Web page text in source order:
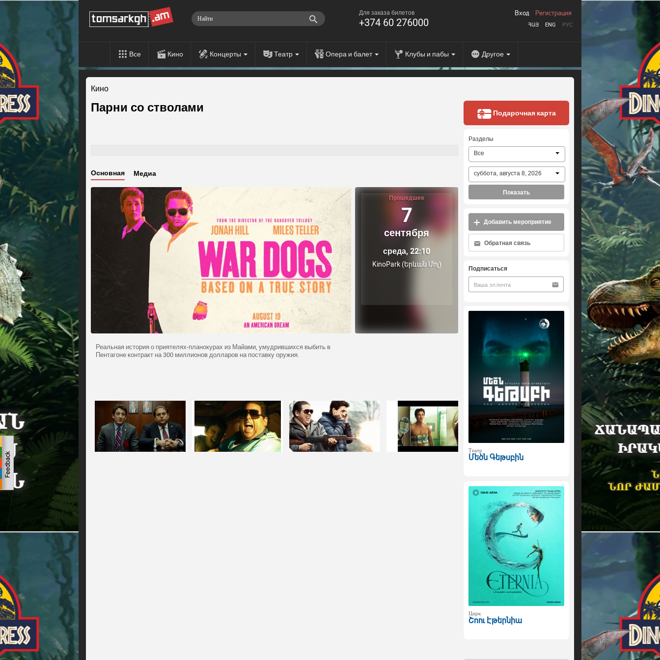
Для заказа билетов
+374 60 276000 ՀԱՅ ENG РУС
Вход Регистрация
Все Кино Концерты Театр Опера и балет Клубы и пабы Другое
Кино
Парни со стволами
Основная Медиа
Прошедшее
7
сентября
среда, 22:10
KinoPark (Երևան Մոլ)
Реальная история о приятелях-планокурах из Майами, умудрившихся выбить в
Пентагоне контракт на 300 миллионов долларов на поставку оружия.
Подарочная карта
Разделы
Все
суббота, августа 8, 2026
Показать
Добавить мероприятие
Обратная связь
Подписаться
Театр
Մեծն Գեթսբին
Цирк
Շոու Էթերնիա